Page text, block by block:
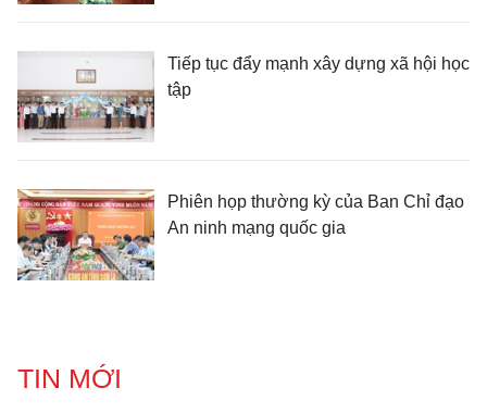
Tiếp tục đẩy mạnh xây dựng xã hội học
tập
Phiên họp thường kỳ của Ban Chỉ đạo
An ninh mạng quốc gia
TIN MỚI